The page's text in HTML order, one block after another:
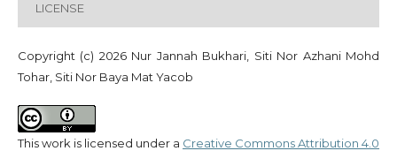
LICENSE
Copyright (c) 2026 Nur Jannah Bukhari, Siti Nor Azhani Mohd
Tohar, Siti Nor Baya Mat Yacob
This work is licensed under a Creative Commons Attribution 4.0